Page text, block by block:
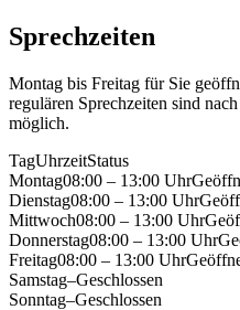
Sprechzeiten
Montag bis Freitag für Sie
regulären Sprechzeiten sind
möglich.
TagUhrzeitStatus
Montag08:00 – 13:00 Uhr
Dienstag08:00 – 13:00 Uhr
Mittwoch08:00 – 13:00 Uhr
Donnerstag08:00 – 13:00 Uhr
Freitag08:00 – 13:00 Uhr
Samstag–Geschlossen
Sonntag–Geschlossen